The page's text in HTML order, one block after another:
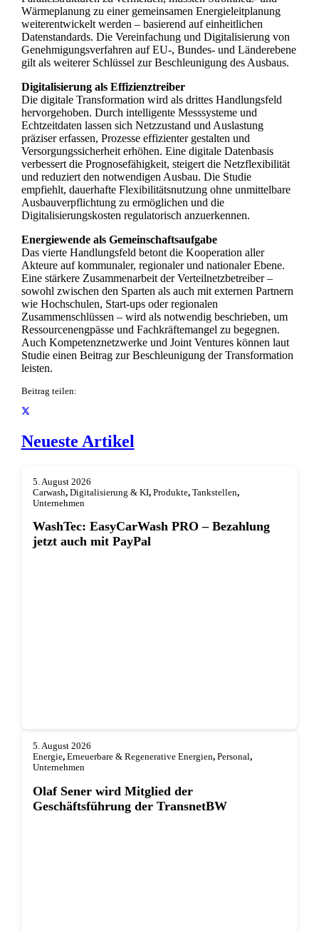
Wärmeplanung zu einer gemeinsamen Energieleitplanung
weiterentwickelt werden – basierend auf einheitlichen
Datenstandards. Die Vereinfachung und Digitalisierung von
Genehmigungsverfahren auf EU-, Bundes- und Länderebene
gilt als weiterer Schlüssel zur Beschleunigung des Ausbaus.
Digitalisierung als Effizienztreiber
Die digitale Transformation wird als drittes Handlungsfeld
hervorgehoben. Durch intelligente Messsysteme und
Echtzeitdaten lassen sich Netzzustand und Auslastung
präziser erfassen, Prozesse effizienter gestalten und
Versorgungssicherheit erhöhen. Eine digitale Datenbasis
verbessert die Prognosefähigkeit, steigert die Netzflexibilität
und reduziert den notwendigen Ausbau. Die Studie
empfiehlt, dauerhafte Flexibilitätsnutzung ohne unmittelbare
Ausbauverpflichtung zu ermöglichen und die
Digitalisierungskosten regulatorisch anzuerkennen.
Energiewende als Gemeinschaftsaufgabe
Das vierte Handlungsfeld betont die Kooperation aller
Akteure auf kommunaler, regionaler und nationaler Ebene.
Eine stärkere Zusammenarbeit der Verteilnetzbetreiber –
sowohl zwischen den Sparten als auch mit externen Partnern
wie Hochschulen, Start-ups oder regionalen
Zusammenschlüssen – wird als notwendig beschrieben, um
Ressourcenengpässe und Fachkräftemangel zu begegnen.
Auch Kompetenznetzwerke und Joint Ventures können laut
Studie einen Beitrag zur Beschleunigung der Transformation
leisten.
Beitrag teilen:
Neueste Artikel
5. August 2026
Carwash, Digitalisierung & KI, Produkte, Tankstellen,
Unternehmen
WashTec: EasyCarWash PRO – Bezahlung
jetzt auch mit PayPal
5. August 2026
Energie, Erneuerbare & Regenerative Energien, Personal,
Unternehmen
Olaf Sener wird Mitglied der
Geschäftsführung der TransnetBW